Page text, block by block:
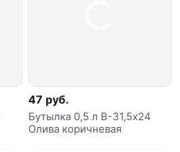
47 руб.
Бутылка 0,5 л В-31,5х24
Олива коричневая